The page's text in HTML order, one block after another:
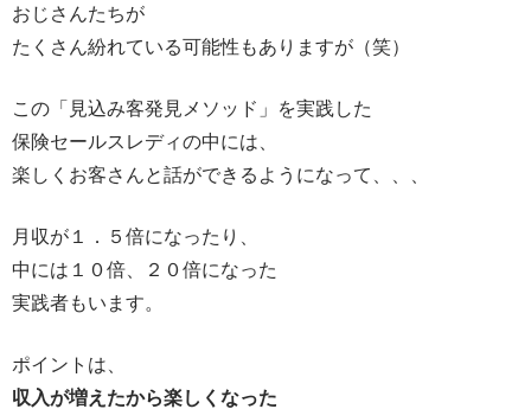
おじさんたちが
たくさん紛れている可能性もありますが（笑）
この「見込み客発見メソッド」を実践した
保険セールスレディの中には、
楽しくお客さんと話ができるようになって、、、
月収が１．５倍になったり、
中には１０倍、２０倍になった
実践者もいます。
ポイントは、
収入が増えたから楽しくなった